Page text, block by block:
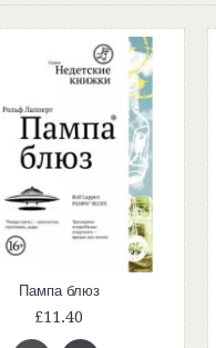
Пампа блюз
£11.40